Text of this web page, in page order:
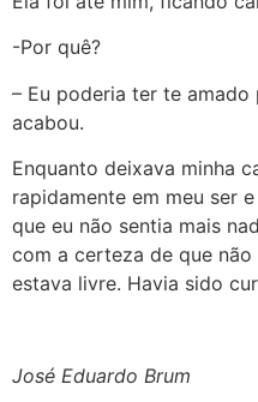
-Por quê?
– Eu poderia ter te
acabou.
Enquanto deixava minha
rapidamente em meu ser
que eu não sentia mais
com a certeza de que não
estava livre. Havia sido
José Eduardo Brum